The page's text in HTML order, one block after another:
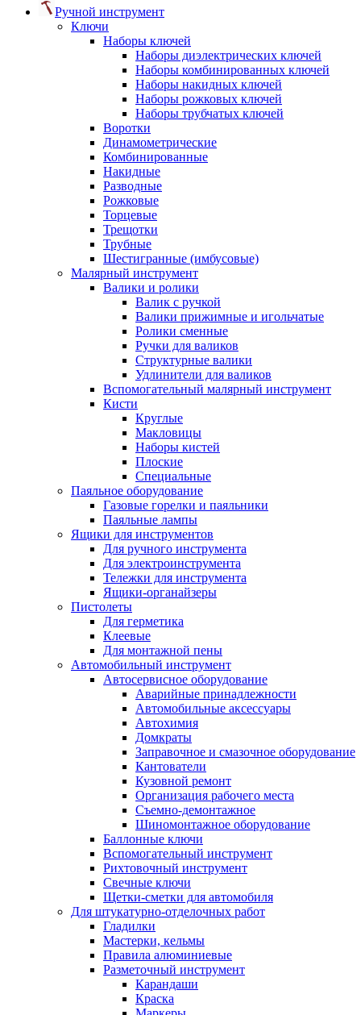
Ручной инструмент
Ключи
Наборы ключей
Наборы диэлектрических ключей
Наборы комбинированных ключей
Наборы накидных ключей
Наборы рожковых ключей
Наборы трубчатых ключей
Воротки
Динамометрические
Комбинированные
Накидные
Разводные
Рожковые
Торцевые
Трещотки
Трубные
Шестигранные (имбусовые)
Малярный инструмент
Валики и ролики
Валик с ручкой
Валики прижимные и игольчатые
Ролики сменные
Ручки для валиков
Структурные валики
Удлинители для валиков
Вспомогательный малярный инструмент
Кисти
Круглые
Макловицы
Наборы кистей
Плоские
Специальные
Паяльное оборудование
Газовые горелки и паяльники
Паяльные лампы
Ящики для инструментов
Для ручного инструмента
Для электроинструмента
Тележки для инструмента
Ящики-органайзеры
Пистолеты
Для герметика
Клеевые
Для монтажной пены
Автомобильный инструмент
Автосервисное оборудование
Аварийные принадлежности
Автомобильные аксессуары
Автохимия
Домкраты
Заправочное и смазочное оборудование
Кантователи
Кузовной ремонт
Организация рабочего места
Съемно-демонтажное
Шиномонтажное оборудование
Баллонные ключи
Вспомогательный инструмент
Рихтовочный инструмент
Свечные ключи
Щетки-сметки для автомобиля
Для штукатурно-отделочных работ
Гладилки
Мастерки, кельмы
Правила алюминиевые
Разметочный инструмент
Карандаши
Краска